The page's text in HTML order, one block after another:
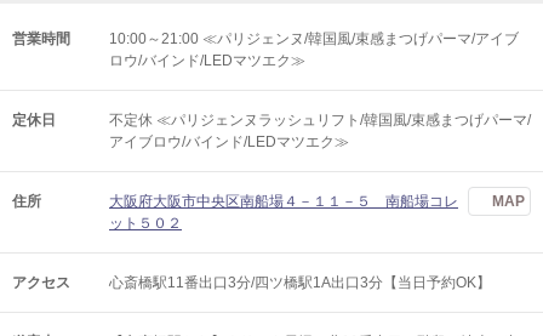
営業時間
10:00～21:00 ≪パリジェンヌ/韓国風/束感まつげパーマ/アイブ
ロウ/バインド/LEDマツエク≫
定休日
不定休 ≪パリジェンヌラッシュリフト/韓国風/束感まつげパーマ/
アイブロウ/バインド/LEDマツエク≫
住所
大阪府大阪市中央区南船場４－１１－５ 南船場コレ
ット５０２
MAP
アクセス 心斎橋駅11番出口3分/四ツ橋駅1A出口3分【当日予約OK】